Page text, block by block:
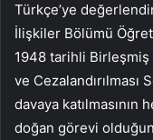
Türkçe’ye
İlişkiler Bölümü
1948 tarihli Birleşmiş
ve Cezalandırılması
davaya katılmasının
doğan görevi